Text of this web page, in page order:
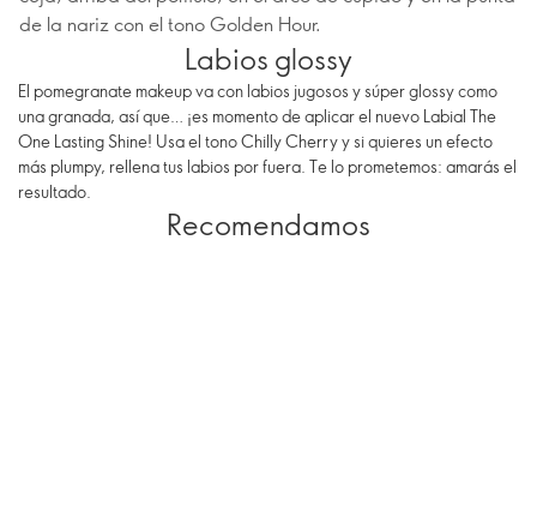
de la nariz con el tono Golden Hour.
Labios glossy
El pomegranate makeup va con labios jugosos y súper glossy como
una granada, así que… ¡es momento de aplicar el nuevo Labial The
One Lasting Shine! Usa el tono Chilly Cherry y si quieres un efecto
más plumpy, rellena tus labios por fuera. Te lo prometemos: amarás el
resultado.
Recomendamos